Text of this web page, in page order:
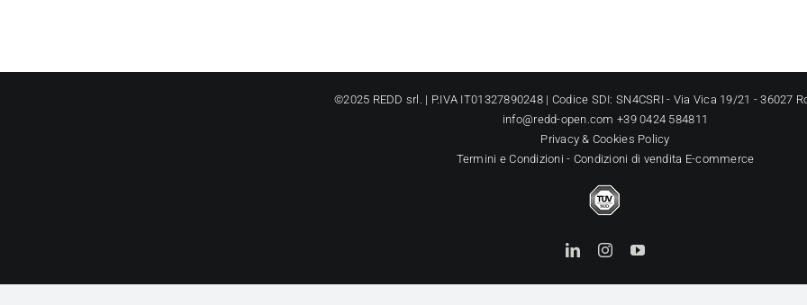
©2025 REDD srl. | P.IVA IT01327890248 | Codice SDI: SN4CSRI - Via Vica 19/21 - 36027
info@redd-open.com +39 0424 584811
Privacy & Cookies Policy
Termini e Condizioni - Condizioni di vendita E-commerce
LinkedInInstagramYouTube